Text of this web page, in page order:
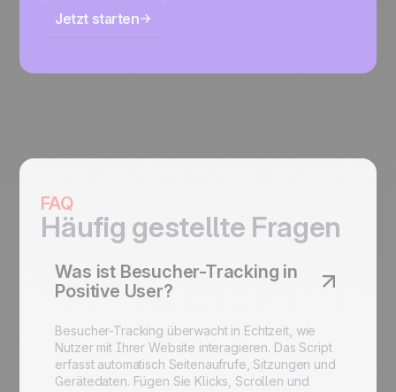
Jetzt starten
FAQ
Häufig gestellte Fragen
Was ist Besucher-Tracking in
Positive User?
Besucher-Tracking überwacht in Echtzeit, wie
Nutzer mit Ihrer Website interagieren. Das Script
erfasst automatisch Seitenaufrufe, Sitzungen und
Gerätedaten. Fügen Sie Klicks, Scrollen und